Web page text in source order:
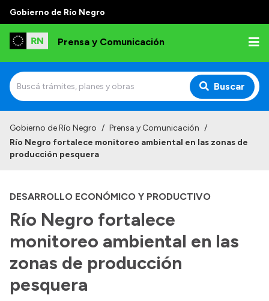
Gobierno de Río Negro
Prensa y Comunicación
Buscar
Institucional
Referentes de prensa
Archivo de noticias
Transparencia
Presupuesto
Gobierno de Río Negro / Prensa y Comunicación /
Río Negro fortalece monitoreo ambiental en las zonas de
producción pesquera
DESARROLLO ECONÓMICO Y PRODUCTIVO
Río Negro fortalece
monitoreo ambiental en las
zonas de producción
pesquera